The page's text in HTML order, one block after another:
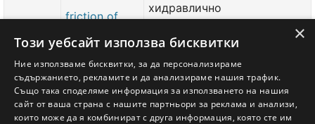
friction of
хидравлично
тръбопровод
friction of
rest
триене при покой
добави значение или преводтук
×
Този уебсайт използва бисквитки
Ние използваме бисквитки, за да персонализираме
съдържанието, рекламите и да анализираме нашия трафик.
Също така споделяме информация за използването на нашия
сайт от ваша страна с нашите партньори за реклама и анализи,
които може да я комбинират с друга информация, която сте им